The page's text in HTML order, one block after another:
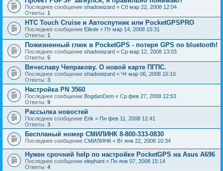
Последнее сообщение shadowizard « Сб мар 22, 2008 12:04
Ответы: 1
HTC Touch Cruise и Автоспутник или PocketGPSPRO
Последнее сообщение Eilede « Пт мар 14, 2008 15:31
Ответы: 1
Пожизненный глюк в PocketGPS - потеря GPS по bluetooth!
Последнее сообщение shadowizard « Ср мар 12, 2008 13:03
Ответы: 5
Вячеславу Чепракову. О новой карте ПГПС.
Последнее сообщение shadowizard « Чт мар 06, 2008 16:10
Ответы: 3
Настройка PN 3560
Последнее сообщение BogdanDem « Ср фев 27, 2008 12:53
Ответы: 9
Рассылка новостей
Последнее сообщение Erik « Пн фев 11, 2008 12:41
Ответы: 3
Беспланый номер СМИЛИНК 8-800-333-0830
Последнее сообщение СМИЛИНК « Вт янв 22, 2008 10:34
Нужен срочний help по настройке PocketGPS на Asus A696
Последнее сообщение elephant « Пн янв 07, 2008 15:14
Ответы: 4